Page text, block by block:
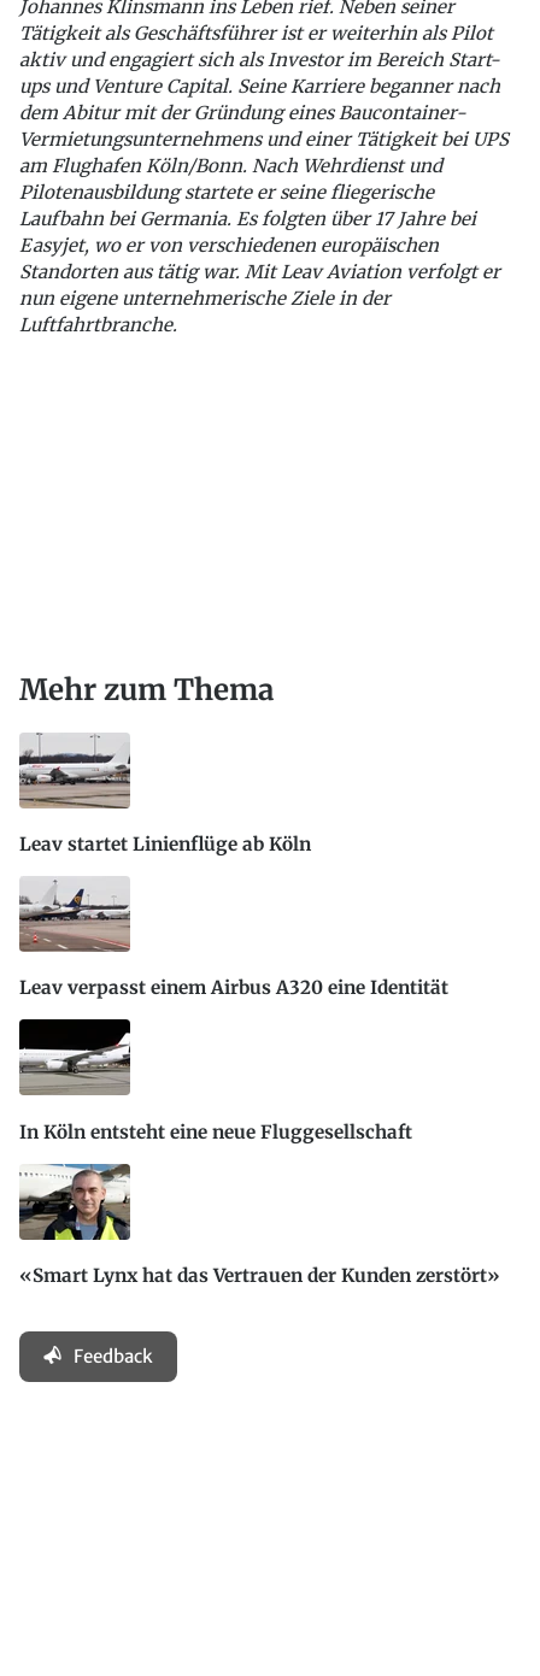
Johannes Klinsmann ins Leben rief. Neben seiner
Tätigkeit als Geschäftsführer ist er weiterhin als Pilot
aktiv und engagiert sich als Investor im Bereich Start-
ups und Venture Capital. Seine Karriere beganner nach
dem Abitur mit der Gründung eines Baucontainer-
Vermietungsunternehmens und einer Tätigkeit bei UPS
am Flughafen Köln/Bonn. Nach Wehrdienst und
Pilotenausbildung startete er seine fliegerische
Laufbahn bei Germania. Es folgten über 17 Jahre bei
Easyjet, wo er von verschiedenen europäischen
Standorten aus tätig war. Mit Leav Aviation verfolgt er
nun eigene unternehmerische Ziele in der
Luftfahrtbranche.
Mehr zum Thema
Leav startet Linienflüge ab Köln
Leav verpasst einem Airbus A320 eine Identität
In Köln entsteht eine neue Fluggesellschaft
«Smart Lynx hat das Vertrauen der Kunden zerstört»
Feedback